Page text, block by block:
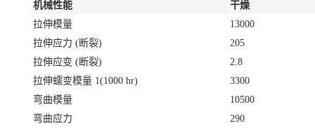
机械性能
干燥
拉伸模量
13000
拉伸应力 (断裂)
205
拉伸应变 (断裂)
2.8
拉伸蠕变模量 1(1000 hr)
3300
弯曲模量
10500
弯曲应力
290